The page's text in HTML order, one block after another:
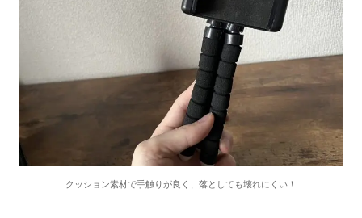
クッション素材で手触りが良く、落としても壊れにくい！